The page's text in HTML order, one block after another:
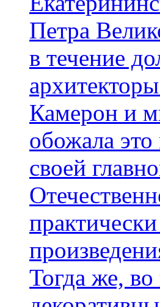
Петра
в течение
Камерон и
обожала
своей
Тогда же,